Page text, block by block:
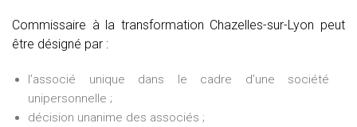
Commissaire à la transformation Chazelles-sur-Lyon peut
être désigné par :
l’associé unique dans le cadre d’une société
unipersonnelle ;
décision unanime des associés ;